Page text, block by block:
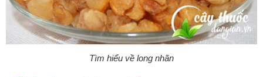
Tìm hiểu về long nhãn